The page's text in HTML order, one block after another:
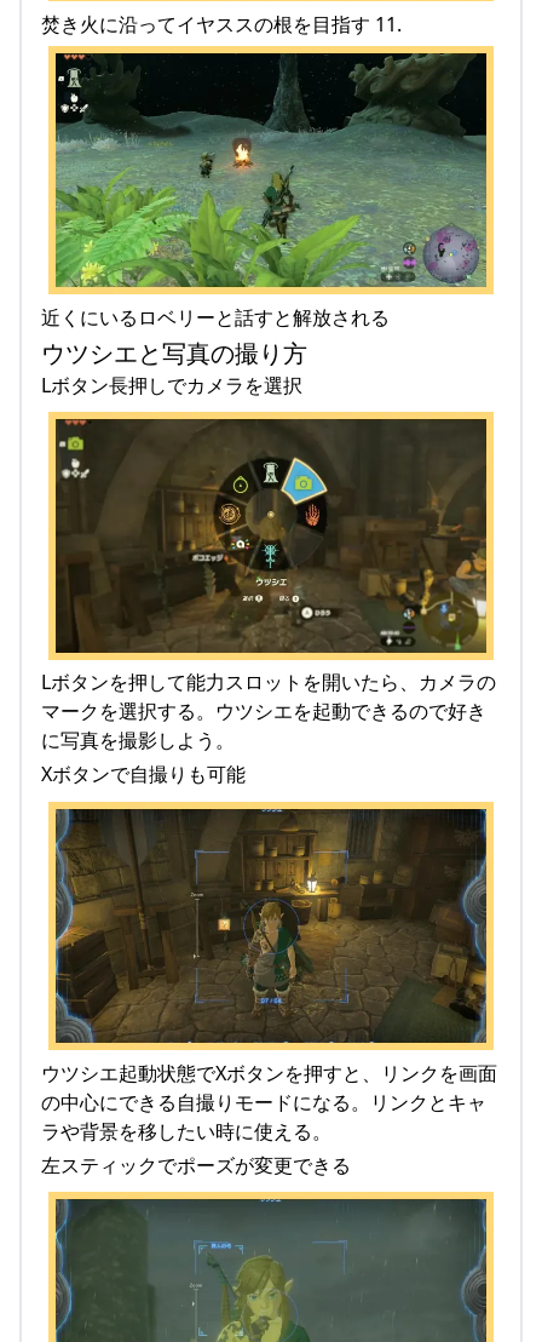
焚き火に沿ってイヤススの根を目指す 11.
近くにいるロベリーと話すと解放される
ウツシエと写真の撮り方
Lボタン長押しでカメラを選択
Lボタンを押して能力スロットを開いたら、カメラの
マークを選択する。ウツシエを起動できるので好き
に写真を撮影しよう。
Xボタンで自撮りも可能
ウツシエ起動状態でXボタンを押すと、リンクを画面
の中心にできる自撮りモードになる。リンクとキャ
ラや背景を移したい時に使える。
左スティックでポーズが変更できる